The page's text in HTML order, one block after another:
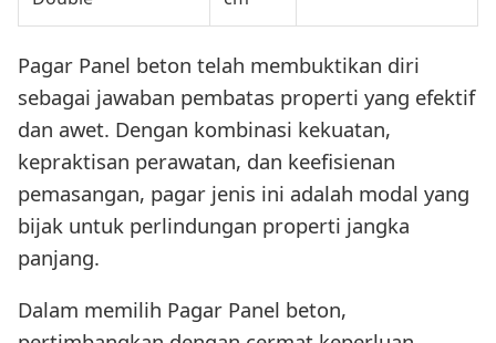
Pagar Panel beton telah membuktikan diri
sebagai jawaban pembatas properti yang efektif
dan awet. Dengan kombinasi kekuatan,
kepraktisan perawatan, dan keefisienan
pemasangan, pagar jenis ini adalah modal yang
bijak untuk perlindungan properti jangka
panjang.
Dalam memilih Pagar Panel beton,